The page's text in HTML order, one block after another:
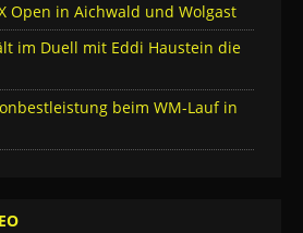
Open in Aichwald und Wolgast
im Duell mit Eddi Haustein die
beim WM-Lauf in